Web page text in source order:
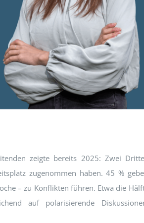
zeigte bereits 2025: Zwei
zugenommen haben. 45 %
– zu Konflikten führen. Etwa die
auf polarisierende